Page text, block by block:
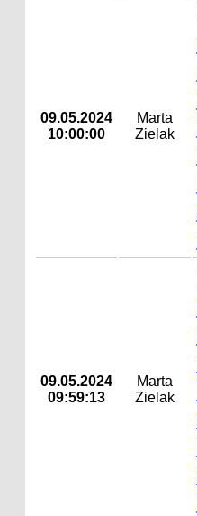
09.05.2024
10:00:00
Marta
Zielak
09.05.2024
09:59:13
Marta
Zielak